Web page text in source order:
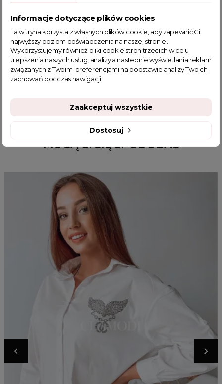
spodenki z eko skóry krótkie spodenki
czarne spodenki
spodnie woskowane
spodenki z wysokim stanem
spodenki z guzikami
sklep z odzieżą damską
czarne spodnie z wysokim stanem
krótkie spodenki z eko skóry
MOGĄ CI SIĘ SPODOBAĆ
Informacje dotyczące plików cookies
Ta witryna korzysta z własnych plików cookie, aby zapewnić Ci
najwyższy poziom doświadczenia na naszej stronie .
Wykorzystujemy również pliki cookie stron trzecich w celu
ulepszenia naszych usług, analizy a nastepnie wyświetlania reklam
związanych z Twoimi preferencjami na podstawie analizy Twoich
zachowań podczas nawigacji.
Dostosuj
Zaakceptuj wszystkie